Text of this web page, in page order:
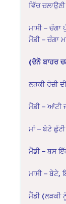
ਵਿੱਚ
ਮਾਸੀ –
ਮੈਂਡੀ – ਚੰਗਾ
(ਦੋਨੋ ਬਾਹਰ
ਲੜਕੀ ਰੋਜ਼ੀ
ਮੈਂਡੀ – ਆਂਟੀ
ਮਾਂ – ਬੇਟੇ
ਮੈਂਡੀ – ਬਸ
ਮਾਸੀ –
ਮੈਂਡੀ (ਲੜਕੀ